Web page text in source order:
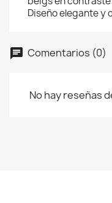
Diseño elegante y
Comentarios (0)
No hay reseñas